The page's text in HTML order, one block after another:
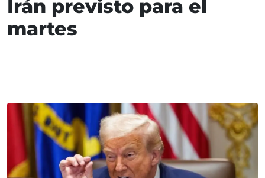
Irán previsto para el
martes